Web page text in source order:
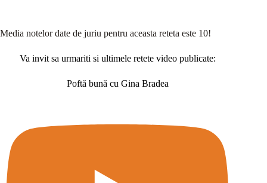
Media notelor date de juriu pentru aceasta reteta este 10!
Va invit sa urmariti si ultimele retete video publicate:
Poftă bună cu Gina Bradea